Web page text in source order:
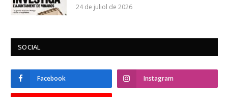
24 de juliol de 2026
SOCIAL
Facebook Instagram